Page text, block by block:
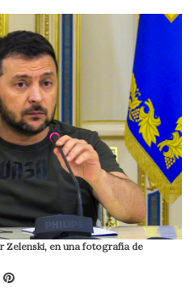
Zelenski, en una fotografía de
Pinterest